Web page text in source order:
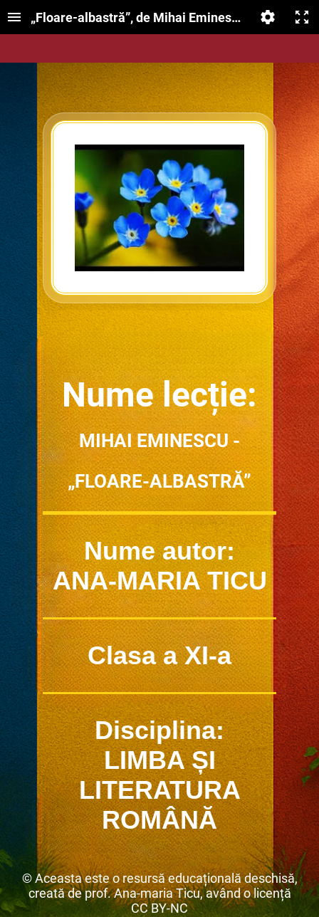
„Floare-albastră”, de Mihai Eminescu
Nume lecție:
MIHAI EMINESCU -
„FLOARE-ALBASTRĂ”
Nume autor:
ANA-MARIA TICU
Clasa a XI-a
Disciplina:
LIMBA ȘI
LITERATURA
ROMÂNĂ
© Aceasta este o resursă educațională deschisă,
creată de prof. Ana-maria Ticu, având o licență
CC BY-NC